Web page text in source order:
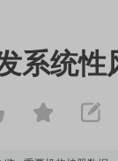
系统性